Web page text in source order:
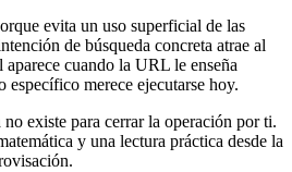
evita un uso superficial de las
de búsqueda concreta atrae al
cuando la URL le enseña
específico merece ejecutarse hoy.
existe para cerrar la operación por ti.
y una lectura práctica desde la